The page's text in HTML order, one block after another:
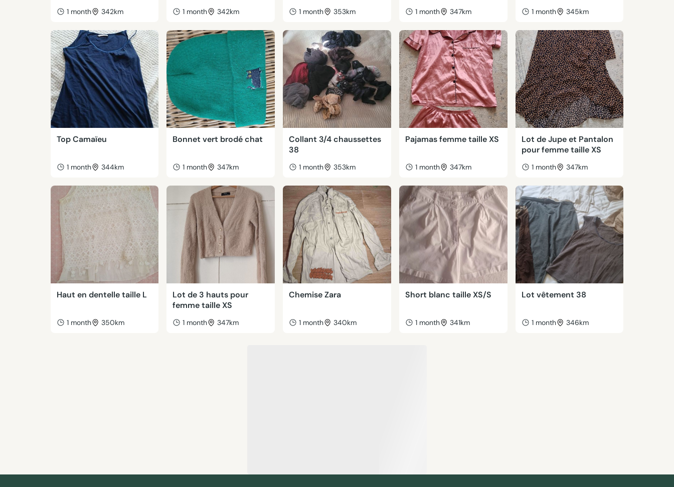
1 month 342km 1 month 342km 1 month 353km 1 month 347km 1 month 345km
Top Camaïeu
1 month 344km
Bonnet vert brodé chat
1 month 347km
Collant 3/4 chaussettes
38
1 month 353km
Pajamas femme taille XS
1 month 347km
Lot de Jupe et Pantalon
pour femme taille XS
1 month 347km
Haut en dentelle taille L
1 month 350km
Lot de 3 hauts pour
femme taille XS
1 month 347km
Chemise Zara
1 month 340km
Short blanc taille XS/S
1 month 341km
Lot vêtement 38
1 month 346km